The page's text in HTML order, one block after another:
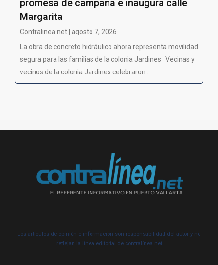
promesa de campaña e inaugura calle
Margarita
Contralinea net | agosto 7, 2026
La obra de concreto hidráulico ahora representa movilidad
segura para las familias de la colonia Jardines Vecinas y
vecinos de la colonia Jardines celebraron...
Los artículos de opinión e información son responsabilidad del autor y no
reflejan la línea editorial de contralínea.net